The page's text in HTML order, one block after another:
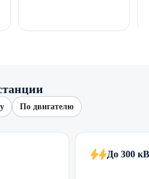
По двигателю
До 300